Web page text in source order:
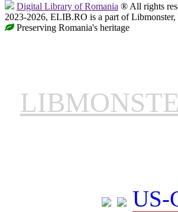
Digital Library of Romania ® All rights
2023-2026, ELIB.RO is a part of
Preserving Romania's heritage
US-